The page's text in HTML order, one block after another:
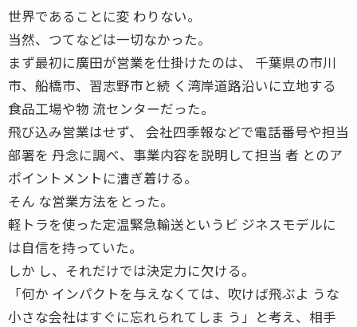
世界であることに変 わりない。
当然、つてなどは一切なかった。
まず最初に廣田が営業を仕掛けたのは、 千葉県の市川
市、船橋市、習志野市と続 く湾岸道路沿いに立地する
食品工場や物 流センターだった。
飛び込み営業はせず、 会社四季報などで電話番号や担当
部署を 丹念に調べ、事業内容を説明して担当 者 とのア
ポイントメントに漕ぎ着ける。
そん な営業方法をとった。
軽トラを使った定温緊急輸送というビ ジネスモデルに
は自信を持っていた。
しか し、それだけでは決定力に欠ける。
「何か インパクトを与えなくては、吹けば飛ぶよ うな
小さな会社はすぐに忘れられてしま う」と考え、相手